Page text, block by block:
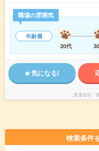
職場の雰囲気
年齢層
20代
気になる!
派遣会社
検索条件